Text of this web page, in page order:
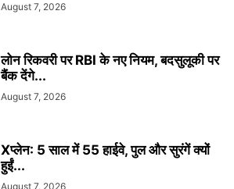
August 7, 2026
लोन रिकवरी पर RBI के नए नियम, बदसुलूकी पर
बैंक देंगे...
August 7, 2026
Xप्लेन: 5 साल में 55 हाईवे, पुल और सुरंगें क्यों
हुईं...
August 7, 2026